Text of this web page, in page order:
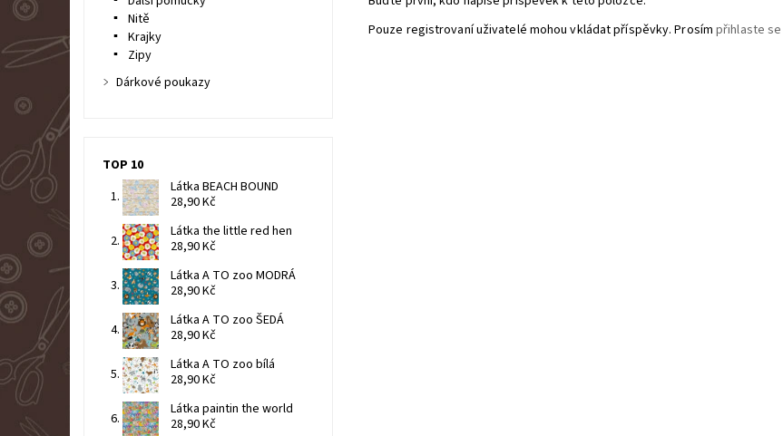
Pouze registrovaní uživatelé mohou vkládat příspěvky. Prosímpřihlaste se
Nitě
Krajky
Zipy
Dárkové poukazy
TOP 10
Látka BEACH BOUND
28,90 Kč
Látka the little red hen
28,90 Kč
Látka A TO zoo MODRÁ
28,90 Kč
Látka A TO zoo ŠEDÁ
28,90 Kč
Látka A TO zoo bílá
28,90 Kč
Látka paintin the world
28,90 Kč